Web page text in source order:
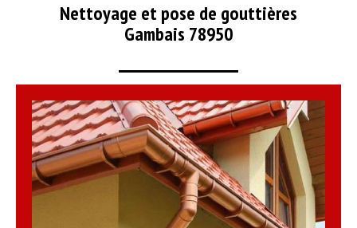
Nettoyage et pose de gouttières
Gambais 78950